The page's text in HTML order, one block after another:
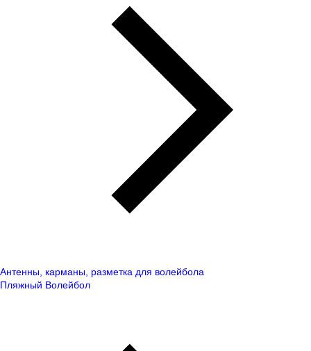
Антенны, карманы, разметка для волейбола
Пляжный Волейбол